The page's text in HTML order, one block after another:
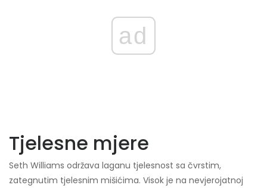
ad
Tjelesne mjere
Seth Williams održava laganu tjelesnost sa čvrstim,
zategnutim tjelesnim mišićima. Visok je na nevjerojatnoj